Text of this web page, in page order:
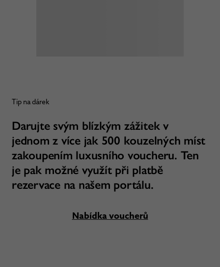
Tip na dárek
Darujte svým blízkým zážitek v
jednom z více jak 500 kouzelných míst
zakoupením luxusního voucheru. Ten
je pak možné využít při platbě
rezervace na našem portálu.
Nabídka voucherů